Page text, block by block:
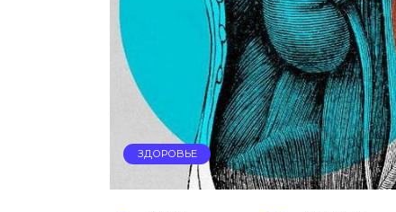
ЗДОРОВЬЕ